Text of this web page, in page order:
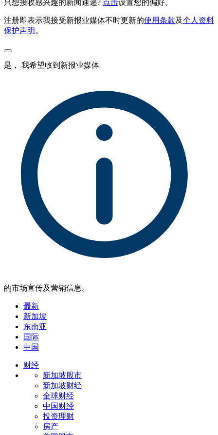
只想接收感兴趣的新闻速递? 点击设置您的偏好。
注册即表示我接受新报业媒体不时更新的使用条款及个人资料
保护声明 。
是， 我希望收到新报业媒体
的市场宣传及营销信息。
最新
新加坡
东南亚
国际
中国
财经
新加坡股市
新加坡财经
全球财经
中国财经
投资理财
房产